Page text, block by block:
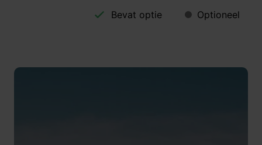
Bevat optie Optioneel